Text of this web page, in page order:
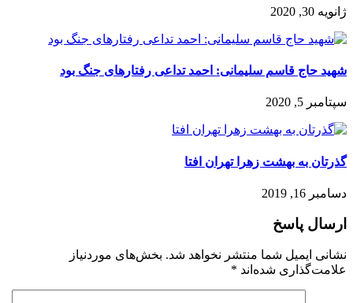
ژانویه 30, 2020
شهید حاج قاسم سلیمانی: احمد تداعی رفتارهای جنگ بود
سپتامبر 5, 2020
گذرتان به بهشت زهرا تهران افتا
دسامبر 16, 2019
ارسال پاسخ
نشانی ایمیل شما منتشر نخواهد شد. بخش‌های موردنیاز
علامت‌گذاری شده‌اند *